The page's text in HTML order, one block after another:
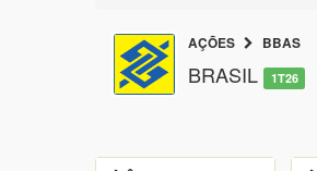
AÇÕES BBAS
BRASIL 1T26